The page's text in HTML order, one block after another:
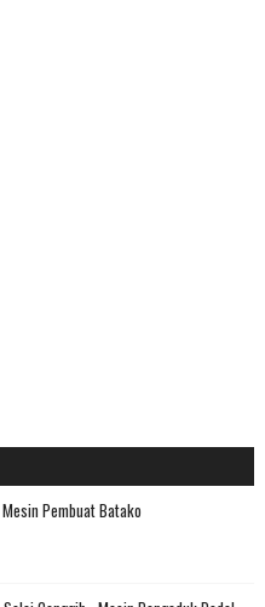
Pembuat Batako